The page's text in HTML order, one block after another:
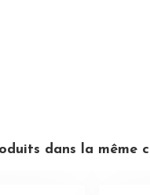
dans la même